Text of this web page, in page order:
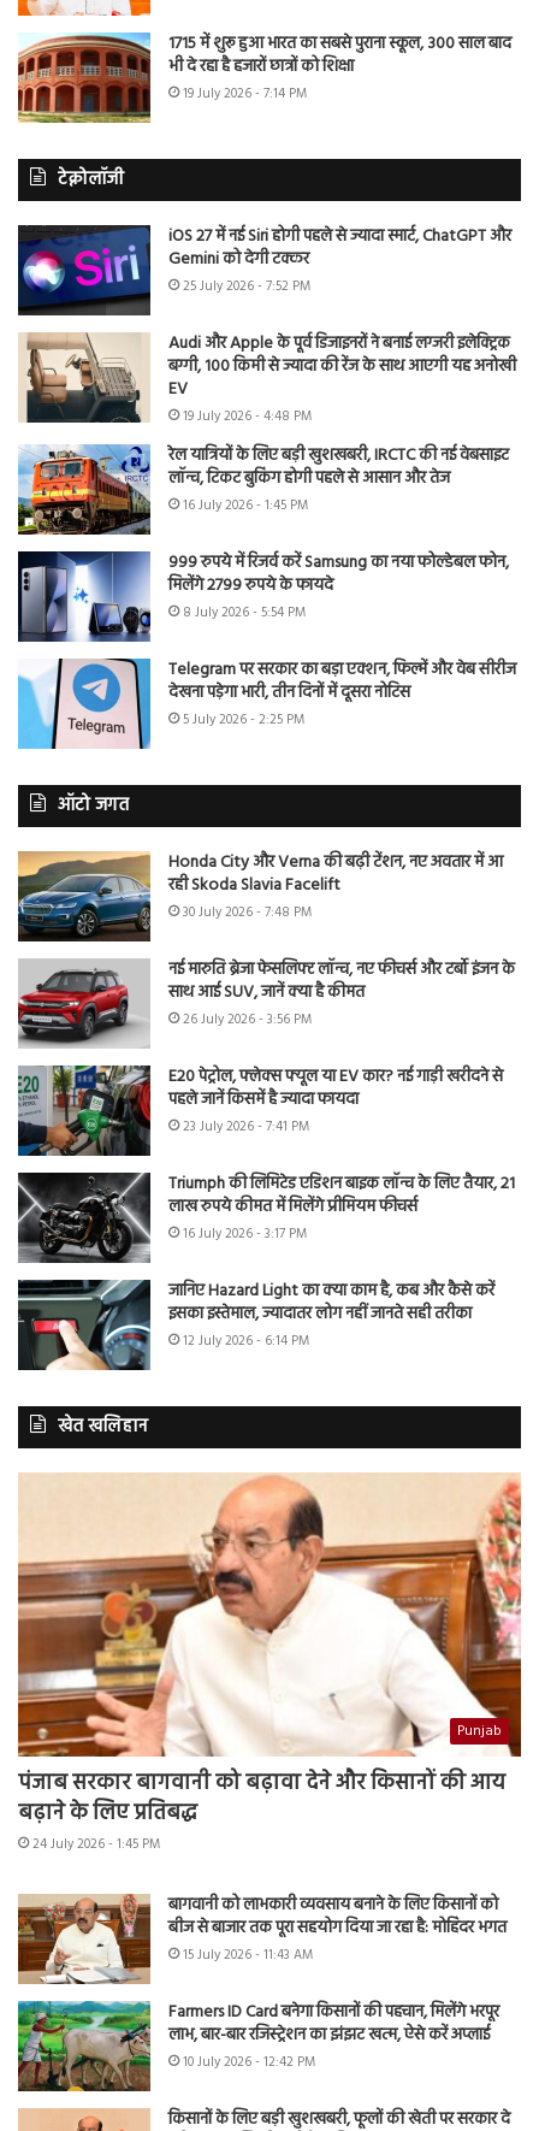
1715 में शुरू हुआ भारत का सबसे पुराना स्कूल, 300 साल बाद
भी दे रहा है हजारों छात्रों को शिक्षा
19 July 2026 - 7:14 PM
टेक्नोलॉजी
iOS 27 में नई Siri होगी पहले से ज्यादा स्मार्ट, ChatGPT और
Gemini को देगी टक्कर
25 July 2026 - 7:52 PM
Audi और Apple के पूर्व डिजाइनरों ने बनाई लग्जरी इलेक्ट्रिक
बग्गी, 100 किमी से ज्यादा की रेंज के साथ आएगी यह अनोखी
EV
19 July 2026 - 4:48 PM
रेल यात्रियों के लिए बड़ी खुशखबरी, IRCTC की नई वेबसाइट
लॉन्च, टिकट बुकिंग होगी पहले से आसान और तेज
16 July 2026 - 1:45 PM
999 रुपये में रिजर्व करें Samsung का नया फोल्डेबल फोन,
मिलेंगे 2799 रुपये के फायदे
8 July 2026 - 5:54 PM
Telegram पर सरकार का बड़ा एक्शन, फिल्में और वेब सीरीज
देखना पड़ेगा भारी, तीन दिनों में दूसरा नोटिस
5 July 2026 - 2:25 PM
ऑटो जगत
Honda City और Verna की बढ़ी टेंशन, नए अवतार में आ
रही Skoda Slavia Facelift
30 July 2026 - 7:48 PM
नई मारुति ब्रेजा फेसलिफ्ट लॉन्च, नए फीचर्स और टर्बो इंजन के
साथ आई SUV, जानें क्या है कीमत
26 July 2026 - 3:56 PM
E20 पेट्रोल, फ्लेक्स फ्यूल या EV कार? नई गाड़ी खरीदने से
पहले जानें किसमें है ज्यादा फायदा
23 July 2026 - 7:41 PM
Triumph की लिमिटेड एडिशन बाइक लॉन्च के लिए तैयार, 21
लाख रुपये कीमत में मिलेंगे प्रीमियम फीचर्स
16 July 2026 - 3:17 PM
जानिए Hazard Light का क्या काम है, कब और कैसे करें
इसका इस्तेमाल, ज्यादातर लोग नहीं जानते सही तरीका
12 July 2026 - 6:14 PM
खेत खलिहान
Punjab
पंजाब सरकार बागवानी को बढ़ावा देने और किसानों की आय
बढ़ाने के लिए प्रतिबद्ध
24 July 2026 - 1:45 PM
बागवानी को लाभकारी व्यवसाय बनाने के लिए किसानों को
बीज से बाजार तक पूरा सहयोग दिया जा रहा है: मोहिंदर भगत
15 July 2026 - 11:43 AM
Farmers ID Card बनेगा किसानों की पहचान, मिलेंगे भरपूर
लाभ, बार-बार रजिस्ट्रेशन का झंझट खत्म, ऐसे करें अप्लाई
10 July 2026 - 12:42 PM
किसानों के लिए बड़ी खुशखबरी, फूलों की खेती पर सरकार दे